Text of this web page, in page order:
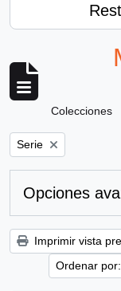
Colecciones
Remove filter:
Serie
Opciones
Imprimir vista
Ordenar